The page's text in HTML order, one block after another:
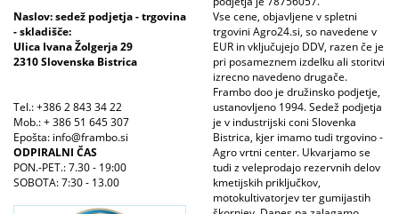
Naslov: sedež podjetja - trgovina
- skladišče:
Ulica Ivana Žolgerja 29
2310 Slovenska Bistrica
Tel.: +386 2 843 34 22
Mob.: + 386 51 645 307
Epošta: info@frambo.si
ODPIRALNI ČAS
PON.-PET.: 7.30 - 19:00
SOBOTA: 7:30 - 13.00
Vse cene, objavljene v spletni
trgovini Agro24.si, so navedene v
EUR in vključujejo DDV, razen če je
pri posameznem izdelku ali storitvi
izrecno navedeno drugače.
Frambo doo je družinsko podjetje,
ustanovljeno 1994. Sedež podjetja
je v industrijski coni Slovenka
Bistrica, kjer imamo tudi trgovino -
Agro vrtni center. Ukvarjamo se
tudi z veleprodajo rezervnih delov
kmetijskih priključkov,
motokultivatorjev ter gumijastih